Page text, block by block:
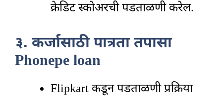
क्रेडिट स्कोअरची पडताळणी करेल.
३. कर्जासाठी पात्रता तपासा
Phonepe loan
Flipkart कडून पडताळणी प्रक्रिया